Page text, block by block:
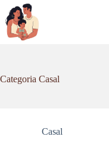
Pular
para
conteúdo
Categoria Casal
Casal